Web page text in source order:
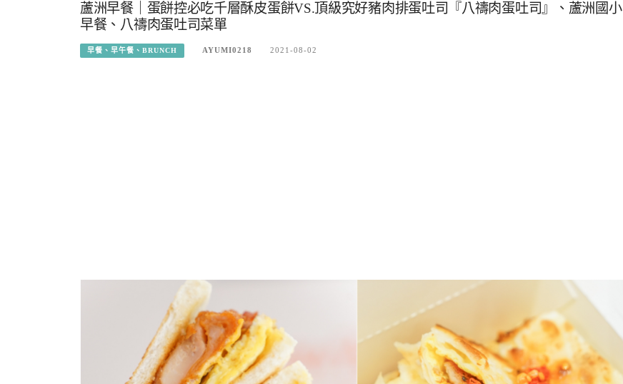
蘆洲早餐｜蛋餅控必吃千層酥皮蛋餅VS.頂級究好豬肉排蛋吐司『八禱肉蛋吐司』、蘆洲國小
早餐、八禱肉蛋吐司菜單
早餐、早午餐、BRUNCH AYUMI0218 2021-08-02